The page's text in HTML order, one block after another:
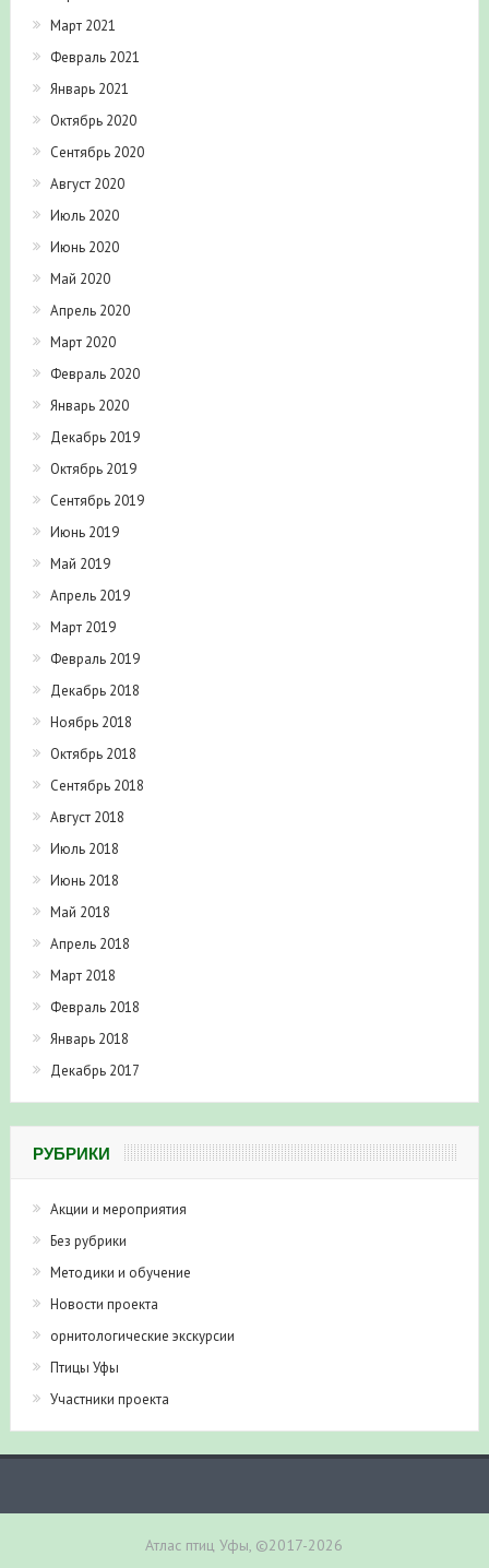
Март 2021
Февраль 2021
Январь 2021
Октябрь 2020
Сентябрь 2020
Август 2020
Июль 2020
Июнь 2020
Май 2020
Апрель 2020
Март 2020
Февраль 2020
Январь 2020
Декабрь 2019
Октябрь 2019
Сентябрь 2019
Июнь 2019
Май 2019
Апрель 2019
Март 2019
Февраль 2019
Декабрь 2018
Ноябрь 2018
Октябрь 2018
Сентябрь 2018
Август 2018
Июль 2018
Июнь 2018
Май 2018
Апрель 2018
Март 2018
Февраль 2018
Январь 2018
Декабрь 2017
РУБРИКИ
Акции и мероприятия
Без рубрики
Методики и обучение
Новости проекта
орнитологические экскурсии
Птицы Уфы
Участники проекта
Атлас птиц Уфы, ©2017-2026